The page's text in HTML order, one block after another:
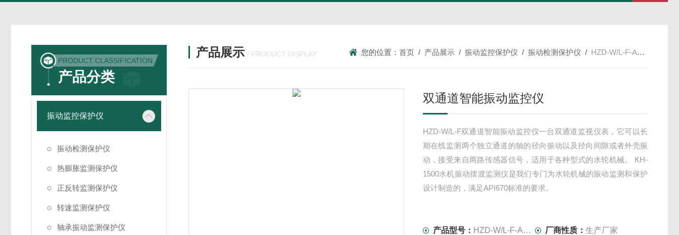
PRODUCT CLASSIFICATION
产品分类
振动监控保护仪
振动检测保护仪
热膨胀监测保护仪
正反转监测保护仪
转速监测保护仪
轴承振动监测保护仪
产品展示 / PRODUCT DISPLAY 您的位置：首页 / 产品展示 /振动监控保护仪 /振动检测保护仪 / HZD-W/L-F-A13-B03-C01双通道智能振动监控仪
双通道智能振动监控仪
HZD-W/L-F双通道智能振动监控仪一台双通道监视仪表，它可以长
期在线监测两个独立通道的轴的径向振动以及径向间隙或者外壳振
动，接受来自两路传感器信号，适用于各种型式的水轮机械。 KH-
1500水机振动摆渡监测仪是我们专门为水轮机械的振动监测和保护
设计制造的，满足API670标准的要求。
产品型号： HZD-W/L-F-A13-B03-C01 厂商性质：生产厂家